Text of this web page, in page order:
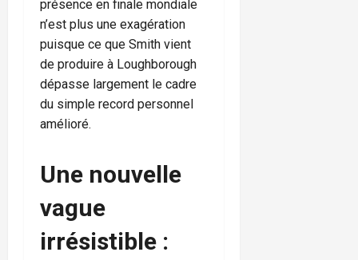
présence en finale mondiale
n’est plus une exagération
puisque ce que Smith vient
de produire à Loughborough
dépasse largement le cadre
du simple record personnel
amélioré.
Une nouvelle
vague
irrésistible :